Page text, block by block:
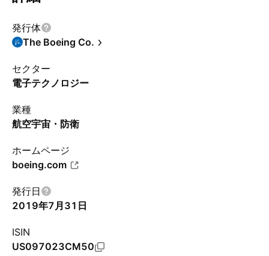
発行体
The Boeing Co.
セクター
電子テクノロジー
業種
航空宇宙・防衛
ホームページ
boeing.com
発行日
2019年7月31日
ISIN
US097023CM50